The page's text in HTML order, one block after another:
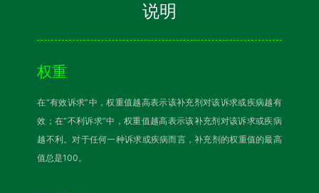
说明
权重
在“有效诉求”中，权重值越高表示该补充剂对该诉求或疾病越有
效；在“不利诉求”中，权重值越高表示该补充剂对该诉求或疾病
越不利。对于任何一种诉求或疾病而言，补充剂的权重值的最高
值总是100。